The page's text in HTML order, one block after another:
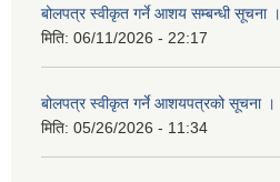
बोलपत्र स्वीकृत गर्ने आशय सम्बन्धी सूचना ।
मिति: 06/11/2026 - 22:17
बोलपत्र स्वीकृत गर्ने आशयपत्रको सूचना ।
मिति: 05/26/2026 - 11:34